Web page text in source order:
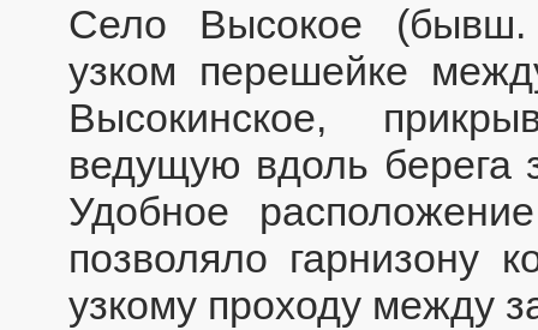
Село Высокое (бывш.
узком перешейке
Высокинское,
ведущую вдоль берега
Удобное
позволяло гарнизону
узкому проходу между